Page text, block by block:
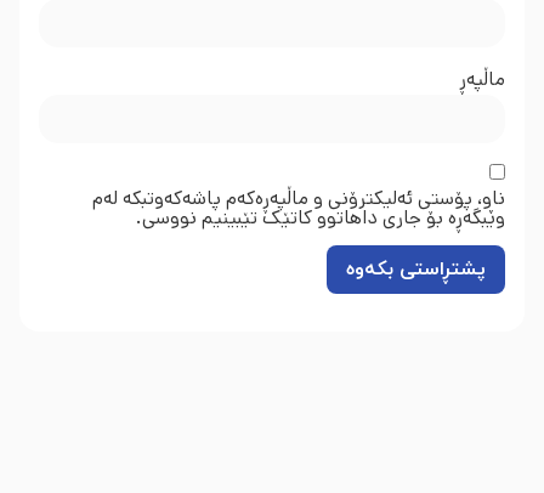
ماڵپه‌ڕ
ناو، پۆستی ئەلیکترۆنی و ماڵپەڕەکەم پاشەکەوتبکە لەم
وێبگەڕە بۆ جاری داهاتوو کاتێک تێبینیم نووسی.